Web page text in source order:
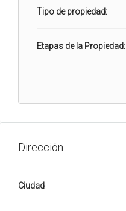
Tipo de propiedad:
Etapas de la Propiedad:
Dirección
Ciudad